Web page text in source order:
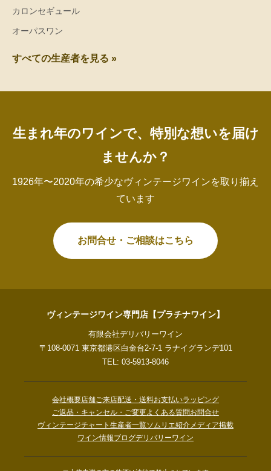
カロンセギュール
オーパスワン
すべての生産者を見る »
生まれ年のワインで、特別な想いを届け
ませんか？
1926年〜2020年の希少なヴィンテージワインを取り揃え
ています
お問合せ・ご相談はこちら
ヴィンテージワイン専門店【プラチナワイン】
有限会社デリバリーワイン
〒108-0071 東京都港区白金台2-7-1 ラナイグランデ101
TEL: 03-5913-8046
会社概要店舗ご来店配送・送料お支払いラッピング
ご返品・キャンセル・ご変更よくある質問お問合せ
ヴィンテージチャート 生産者一覧ソムリエ紹介メディア掲載
ワイン情報ブログデリバリーワイン